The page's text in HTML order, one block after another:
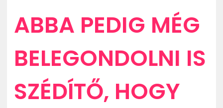
ABBA PEDIG MÉG
BELEGONDOLNI IS
SZÉDÍTŐ, HOGY